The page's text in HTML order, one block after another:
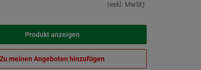
(exkl. MwSt)
Produkt anzeigen
Zu meinen Angeboten hinzufügen